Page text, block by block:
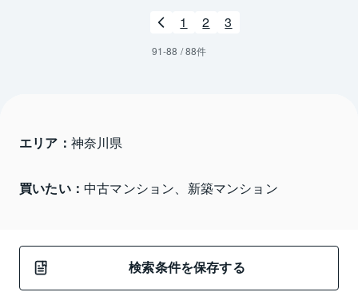
1 2 3
91-88 /88件
エリア： 神奈川県
買いたい： 中古マンション、新築マンション
検索条件を保存する